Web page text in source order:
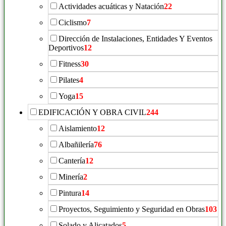
Actividades acuáticas y Natación22
Ciclismo7
Dirección de Instalaciones, Entidades Y Eventos
Deportivos12
Fitness30
Pilates4
Yoga15
EDIFICACIÓN Y OBRA CIVIL244
Aislamiento12
Albañilería76
Cantería12
Minería2
Pintura14
Proyectos, Seguimiento y Seguridad en Obras103